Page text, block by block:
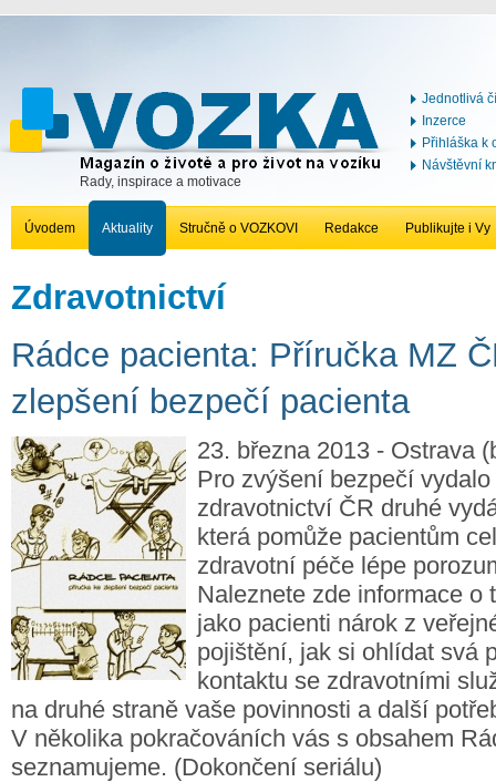
Rady, inspirace a motivace
Jednotlivá
Inzerce
Přihláška k
Návštěvní
Úvodem Aktuality Stručně o VOZKOVI Redakce Publikujte i Vy
Zdravotnictví
Rádce pacienta: Příručka MZ
zlepšení bezpečí pacienta
23. března 2013 - Ostrava
Pro zvýšení bezpečí
zdravotnictví ČR druhé
která pomůže pacientům
zdravotní péče lépe
Naleznete zde informace o
jako pacienti nárok z
pojištění, jak si ohlídat svá
kontaktu se zdravotními
na druhé straně vaše povinnosti a další
V několika pokračováních vás s obsahem
seznamujeme. (Dokončení seriálu)